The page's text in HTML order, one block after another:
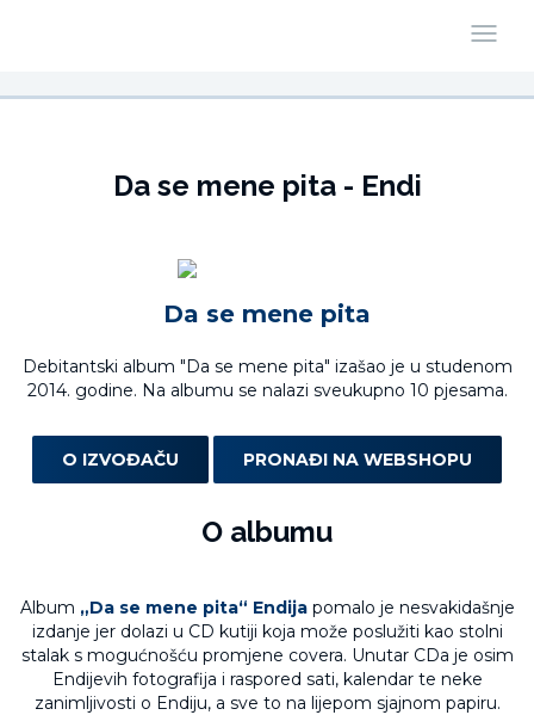
Da se mene pita - Endi
Da se mene pita
Debitantski album "Da se mene pita" izašao je u studenom
2014. godine. Na albumu se nalazi sveukupno 10 pjesama.
O IZVOĐAČU PRONAĐI NA WEBSHOPU
O albumu
Album „Da se mene pita“ Endijapomalo je nesvakidašnje
izdanje jer dolazi u CD kutiji koja može poslužiti kao stolni
stalak s mogućnošću promjene covera. Unutar CDa je osim
Endijevih fotografija i raspored sati, kalendar te neke
zanimljivosti o Endiju, a sve to na lijepom sjajnom papiru.